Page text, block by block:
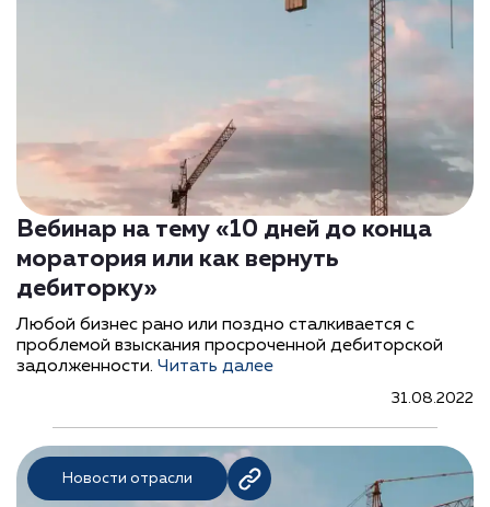
Вебинар на тему «10 дней до конца
моратория или как вернуть
дебиторку»
Любой бизнес рано или поздно сталкивается с
проблемой взыскания просроченной дебиторской
задолженности. Читать далее
31.08.2022
Новости отрасли